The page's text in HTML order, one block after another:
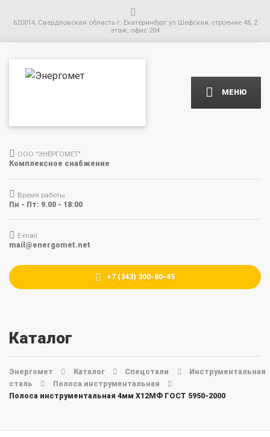
620014, Свердловская область г. Екатеринбург ул Шефская, строение 4б, 2
этаж, офис 204
МЕНЮ
ООО "ЭНЕРГОМЕТ"
Комплексное снабжение
Время работы
Пн - Пт: 9.00 - 18:00
E-mail
mail@energomet.net
+7 (343) 300-80-45
Каталог
Энергомет Каталог Спецстали
Инструментальная
сталь
Полоса инструментальная
Полоса инструментальная 4мм Х12МФ ГОСТ 5950-2000